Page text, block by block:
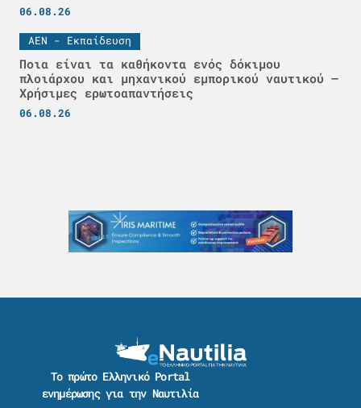
06.08.26
ΑΕΝ - Εκπαίδευση
Ποια είναι τα καθήκοντα ενός δόκιμου
πλοιάρχου και μηχανικού εμπορικού ναυτικού –
Χρήσιμες ερωτοαπαντήσεις
06.08.26
Το πρώτο Ελληνικό Portal
ενημέρωσης για την Ναυτιλία